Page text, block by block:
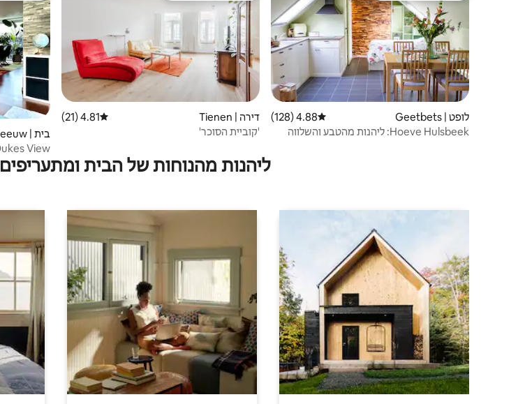
לופט | Geetbets דירוג ממוצע של 4.88 מתוך 5, 128 ביקורות
4.88 (128)
Hoeve Hulsbeek: ליהנות מהטבע והשלווה
דירה | Tienen דירוג ממוצע של 4.81 מתוך 5, 21 ביקורות
4.81 (21)
'קוביית הסוכר'
בית | Zoutleeuw
הסובבות
ליהנות מהנוחות של הבית